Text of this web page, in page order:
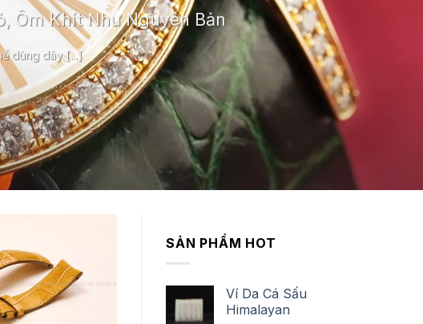
Ôm Khít Như Nguyên Bản
dùng dây [...]
SẢN PHẨM HOT
Ví Da Cá Sấu
Himalayan